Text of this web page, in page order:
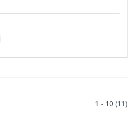
1 - 10 (11)